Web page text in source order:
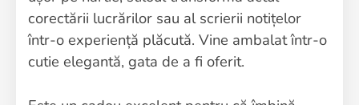
corectării lucrărilor sau al scrierii notițelor
într-o experiență plăcută. Vine ambalat într-o
cutie elegantă, gata de a fi oferit.